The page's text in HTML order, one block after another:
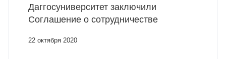
Даггосуниверситет заключили
Соглашение о сотрудничестве
22 октября 2020